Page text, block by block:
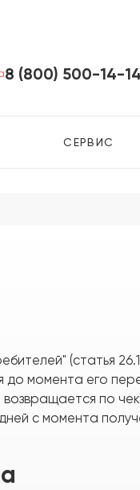
8 (800) 500-14-14
СЕРВИС
(статья
до момента его
по
с момента